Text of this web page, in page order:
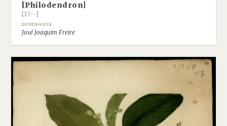
[Philodendron]
[17--]
DESENHISTA
José Joaquim Freire